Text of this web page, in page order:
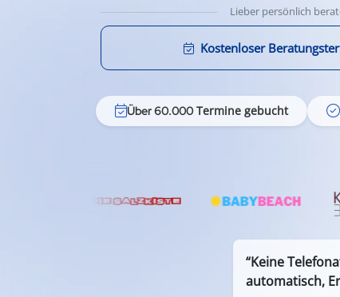
Lieber persönlich
Kostenloser
Über 60.000Termine gebucht
“Keine
automatisch,